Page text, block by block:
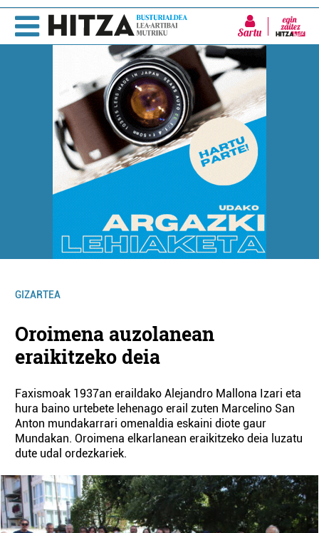
Sartu
GIZARTEA
Oroimena auzolanean
eraikitzeko deia
Faxismoak 1937an eraildako Alejandro Mallona Izari eta
hura baino urtebete lehenago erail zuten Marcelino San
Anton mundakarrari omenaldia eskaini diote gaur
Mundakan. Oroimena elkarlanean eraikitzeko deia luzatu
dute udal ordezkariek.